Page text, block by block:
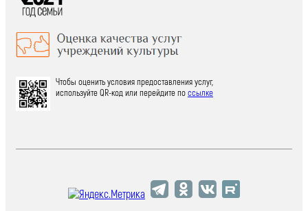
Чтобы оценить условия предоставления услуг,
используйте QR-код или перейдите поссылке